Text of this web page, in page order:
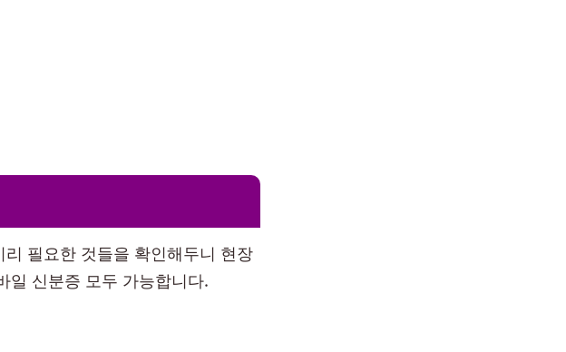
필요한 것들을 확인해두니 현장
일 신분증 모두 가능합니다.